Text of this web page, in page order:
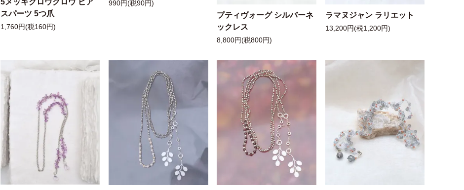
5メッキクロウクロウ ピア
スパーツ 5つ爪
1,760円(税160円)
990円(税90円)
プティヴォーグ シルバーネ
ックレス
8,800円(税800円)
ラマヌジャン ラリエット
13,200円(税1,200円)